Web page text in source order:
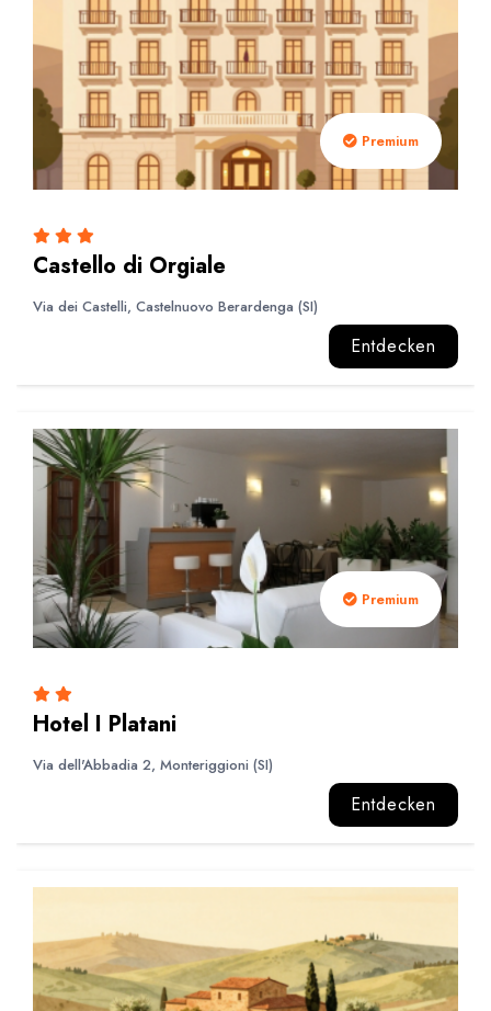
Premium
Castello di Orgiale
Via dei Castelli, Castelnuovo Berardenga (SI)
Entdecken
Premium
Hotel I Platani
Via dell'Abbadia 2, Monteriggioni (SI)
Entdecken